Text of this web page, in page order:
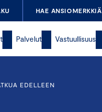
HAE ANSIOMERKKIÄ
Palvelut Vastuullisuus
EDELLEEN